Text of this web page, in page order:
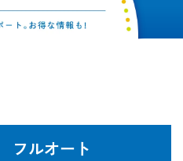
フルオート